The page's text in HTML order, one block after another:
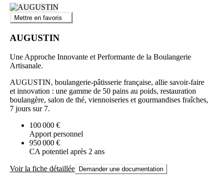
Mettre en favoris
AUGUSTIN
Une Approche Innovante et Performante de la Boulangerie
Artisanale.
AUGUSTIN, boulangerie-pâtisserie française, allie savoir-faire
et innovation : une gamme de 50 pains au poids, restauration
boulangère, salon de thé, viennoiseries et gourmandises fraîches,
7 jours sur 7.
100 000 €
Apport personnel
950 000 €
CA potentiel après 2 ans
Voir la fiche détaillée Demander une documentation